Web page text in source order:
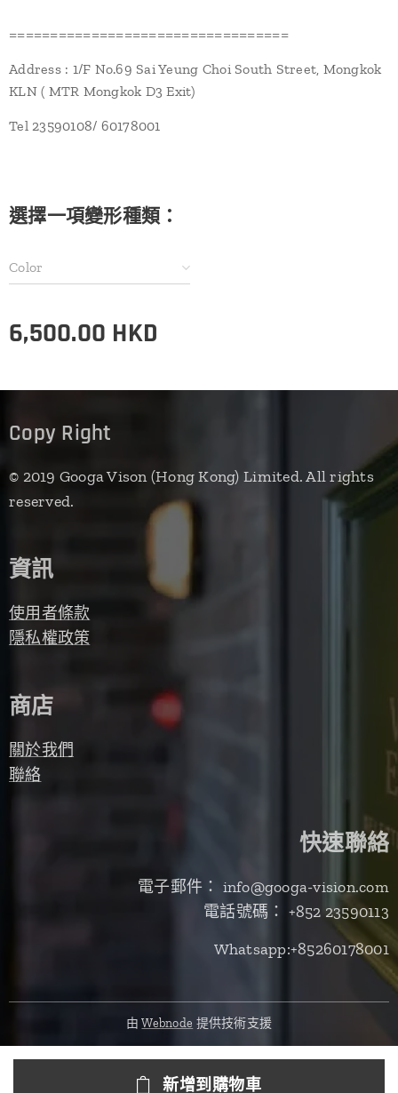
==================================
Address : 1/F No.69 Sai Yeung Choi South Street, Mongkok
KLN ( MTR Mongkok D3 Exit)
Tel 23590108/ 60178001
選擇一項變形種類：
Color
6,500.00 HKD
新增到購物車
Copy Right
© 2019 Googa Vison (Hong Kong) Limited. All rights
reserved.
資訊
使用者條款
隱私權政策
商店
關於我們
聯絡
快速聯絡
電子郵件： info@googa-vision.com
電話號碼： +852 23590113
Whatsapp:+85260178001
由Webnode 提供技術支援